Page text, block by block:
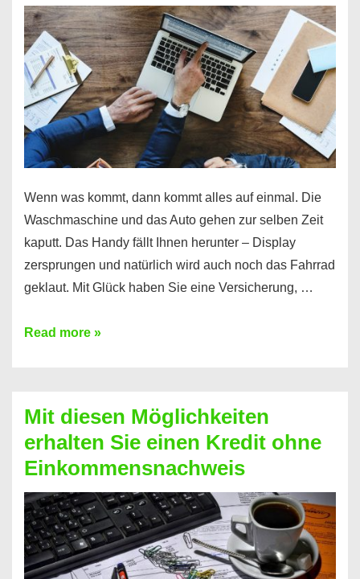
Wenn was kommt, dann kommt alles auf einmal. Die
Waschmaschine und das Auto gehen zur selben Zeit
kaputt. Das Handy fällt Ihnen herunter – Display
zersprungen und natürlich wird auch noch das Fahrrad
geklaut. Mit Glück haben Sie eine Versicherung, …
Ferratum
für
schnelle
Durchstarter
Read more »
Mit diesen Möglichkeiten
erhalten Sie einen Kredit ohne
Einkommensnachweis